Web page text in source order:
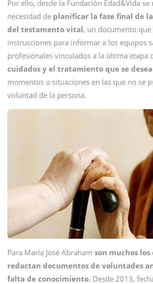
Por ello, desde la Fundación Edad&Vida se
necesidad de planificar la fase final de
del testamento vital, un documento que
instrucciones para informar a los equipos
profesionales vinculados a la última etapa
cuidados y el tratamiento que se
momentos o situaciones en las que no se
voluntad de la persona.
Para María José Abraham son muchos
redactan documentos de voluntades
falta de conocimiento. Desde 2013,